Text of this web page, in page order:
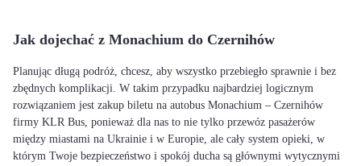
Jak dojechać z Monachium do Czernihów
Planując długą podróż, chcesz, aby wszystko przebiegło sprawnie i bez
zbędnych komplikacji. W takim przypadku najbardziej logicznym
rozwiązaniem jest zakup biletu na autobus Monachium – Czernihów
firmy KLR Bus, ponieważ dla nas to nie tylko przewóz pasażerów
między miastami na Ukrainie i w Europie, ale cały system opieki, w
którym Twoje bezpieczeństwo i spokój ducha są głównymi wytycznymi